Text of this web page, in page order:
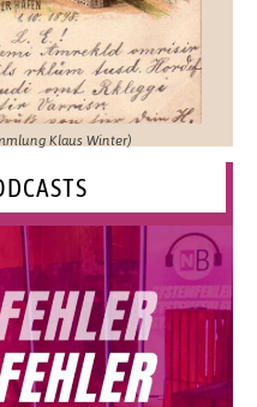
Klaus Winter)